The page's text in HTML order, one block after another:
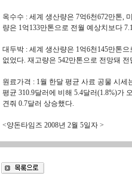
옥수수 : 세계 생산량은 7억6천672만톤,
량은 1억133만톤으로 전월 예상치보다
대두박 : 세계 생산량은 1억6천145만톤
없었다. 재고량은 542만톤으로 전망돼
원료가격 : 1월 한달 평균 사료 공물 시
평균 310.9달러에 비해 5.4달러(1.8%)가
견줘 0.7달러 상승했다.
<양돈타임즈 2008년 2월 5일자 >